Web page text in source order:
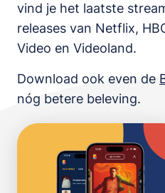
vind je het laatste
releases van Netflix,
Video en Videoland.
Download ook even de
nóg betere beleving.